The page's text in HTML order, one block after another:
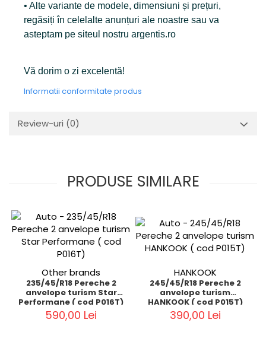
• Alte variante de modele, dimensiuni și prețuri,
regăsiți în celelalte anunțuri ale noastre sau va
asteptam pe siteul nostru argentis.ro
Vă dorim o zi excelentă!
Informatii conformitate produs
Review-uri (0)
PRODUSE SIMILARE
Other brands
235/45/R18 Pereche 2
anvelope turism Star
Performane ( cod P016T)
590,00 Lei
HANKOOK
245/45/R18 Pereche 2
anvelope turism
HANKOOK ( cod P015T)
390,00 Lei